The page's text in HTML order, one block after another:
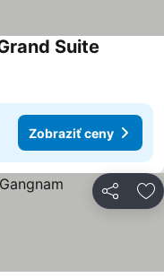
Suite
Zobraziť ceny
Zdieľať